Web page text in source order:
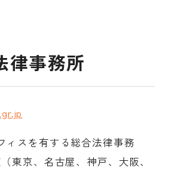
律事務所
ィスを有する総合法律事務
東京、名古屋、神戸、大阪、